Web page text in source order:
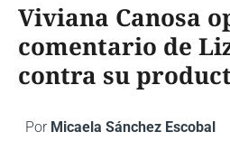
Viviana Canosa
comentario de
contra su
Por Micaela Sánchez Escobal